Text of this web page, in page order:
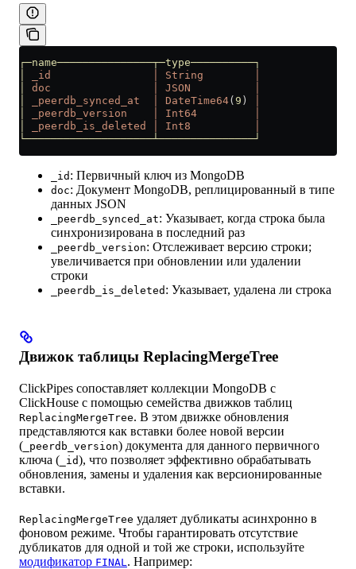
┌─name───────────────┬─type──────────┐
_id String
doc JSON
_peerdb_synced_at DateTime64( 9 )
_peerdb_version Int64
_peerdb_is_deleted Int8
└────────────────────┴───────────────┘
_id : Первичный ключ из MongoDB
doc: Документ MongoDB, реплицированный в типе
данных JSON
_peerdb_synced_at: Указывает, когда строка была
синхронизирована в последний раз
_peerdb_version: Отслеживает версию строки;
увеличивается при обновлении или удалении
строки
_peerdb_is_deleted : Указывает, удалена ли строка
Движок таблицы ReplacingMergeTree
ClickPipes сопоставляет коллекции MongoDB с
ClickHouse с помощью семейства движков таблиц
ReplacingMergeTree. В этом движке обновления
представляются как вставки более новой версии
( _peerdb_version) документа для данного первичного
ключа ( _id), что позволяет эффективно обрабатывать
обновления, замены и удаления как версионированные
вставки.
ReplacingMergeTree удаляет дубликаты асинхронно в
фоновом режиме. Чтобы гарантировать отсутствие
дубликатов для одной и той же строки, используйте
модификатор FINAL . Например: